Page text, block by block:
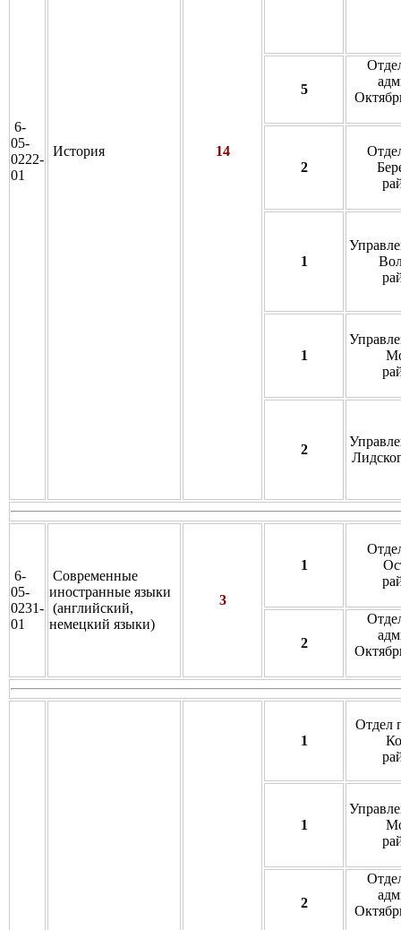
6-
05-
0222-
01
История 14
5
2
1
1
2
6-
05-
0231-
01
Современные
иностранные языки
(английский,
немецкий языки)
3
1
2
1
Отдел
1
2